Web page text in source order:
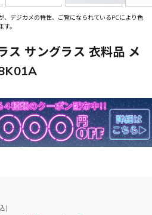
デジカメの特性、ご覧になられているPCにより色
。
ス サングラス 衣料品 メ
)